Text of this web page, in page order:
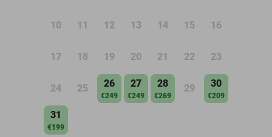
10 11 12 13 14 15 16
17 18 19 20 21 22 23
24 25 26
€249
27
€249
28
€269
29 30
€209
31
€199